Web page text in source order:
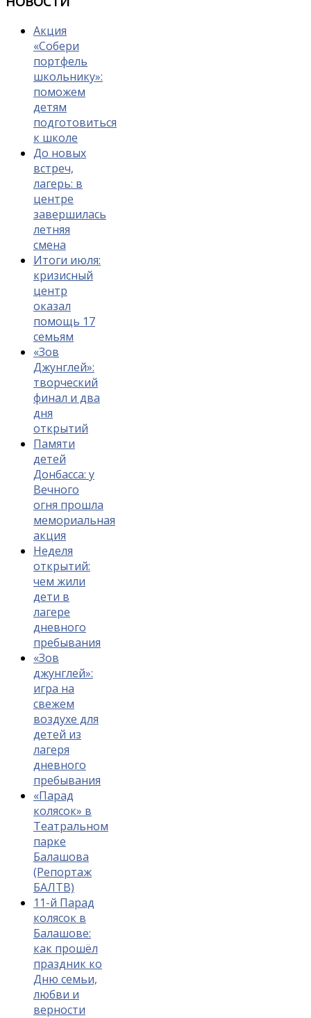
Акция
«Собери
портфель
школьнику»:
поможем
детям
подготовиться
к школе
До новых
встреч,
лагерь: в
центре
завершилась
летняя
смена
Итоги июля:
кризисный
центр
оказал
помощь 17
семьям
«Зов
Джунглей»:
творческий
финал и два
дня
открытий
Памяти
детей
Донбасса: у
Вечного
огня прошла
мемориальная
акция
Неделя
открытий:
чем жили
дети в
лагере
дневного
пребывания
«Зов
джунглей»:
игра на
свежем
воздухе для
детей из
лагеря
дневного
пребывания
«Парад
колясок» в
Театральном
парке
Балашова
(Репортаж
БАЛТВ)
11-й Парад
колясок в
Балашове:
как прошёл
праздник ко
Дню семьи,
любви и
верности